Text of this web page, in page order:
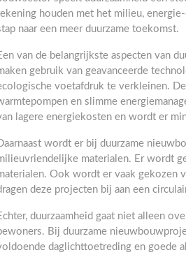
houden met het milieu,
naar een meer duurzame toekomst.
van de belangrijkste aspecten van
gebruik van geavanceerde
voetafdruk te verkleinen.
en slimme
lagere energiekosten en wordt er
wordt er bij duurzame
materialen. Er wordt
Ook wordt er vaak gekozen
deze projecten bij aan een
duurzaamheid gaat niet alleen
Bij duurzame
daglichttoetreding en goede